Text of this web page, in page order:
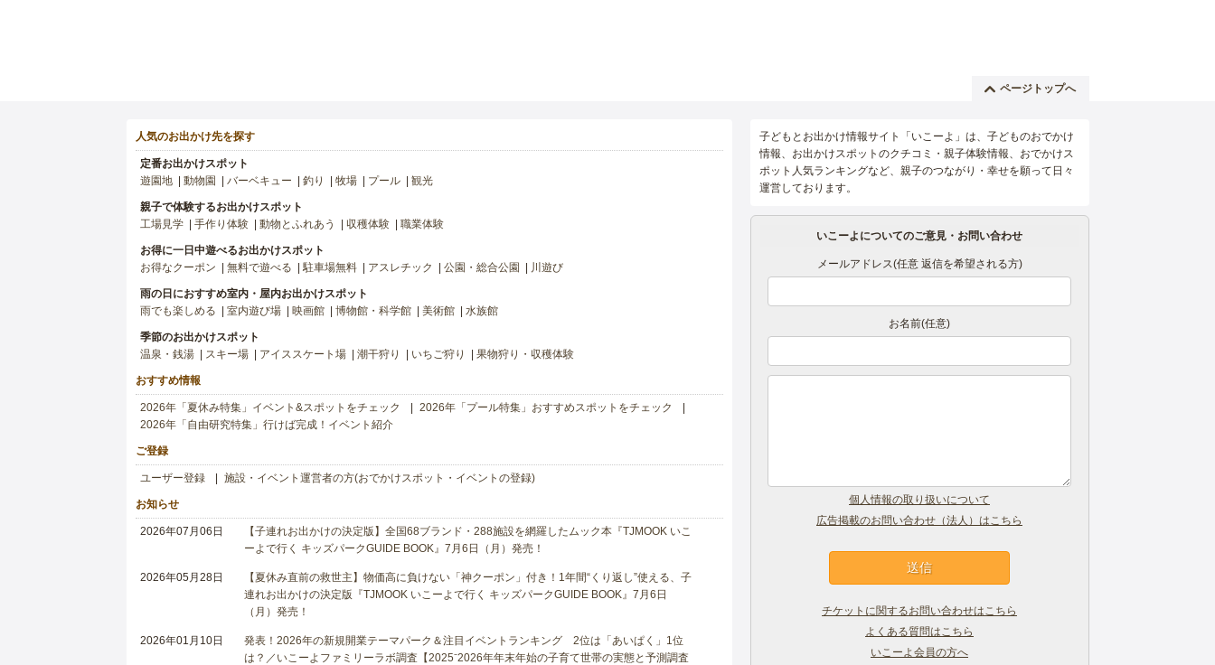
ページトップへ
人気のお出かけ先を探す
定番お出かけスポット
遊園地
動物園 バーベキュー 釣り 牧場 プール 観光
親子で体験するお出かけスポット
工場見学
手作り体験 動物とふれあう 収穫体験 職業体験
お得に一日中遊べるお出かけスポット
お得なクーポン
無料で遊べる 駐車場無料 アスレチック 公園・総合公園 川遊び
雨の日におすすめ室内・屋内お出かけスポット
雨でも楽しめる
室内遊び場 映画館 博物館・科学館 美術館 水族館
季節のお出かけスポット
温泉・銭湯
スキー場 アイススケート場 潮干狩り いちご狩り 果物狩り・収穫体験
おすすめ情報
2026年「夏休み特集」イベント&スポットをチェック
2026年「プール特集」おすすめスポットをチェック
2026年「自由研究特集」行けば完成！イベント紹介
ご登録
ユーザー登録 施設・イベント運営者の方(おでかけスポット・イベントの登録)
お知らせ
2026年07月06日
【子連れお出かけの決定版】全国68ブランド・288施設を網羅したムック本『TJMOOK いこ
ーよで行く キッズパークGUIDE BOOK』7月6日（月）発売！
2026年05月28日
【夏休み直前の救世主】物価高に負けない「神クーポン」付き！1年間“くり返し”使える、子
連れお出かけの決定版『TJMOOK いこーよで行く キッズパークGUIDE BOOK』7月6日
（月）発売！
2026年01月10日
発表！2026年の新規開業テーマパーク＆注目イベントランキング 2位は「あいぱく」1位
は？／いこーよファミリーラボ調査【2025⁻2026年年末年始の子育て世帯の実態と予測調査
子どもとお出かけ情報サイト「いこーよ」は、子どものおでかけ
情報、お出かけスポットのクチコミ・親子体験情報、おでかけス
ポット人気ランキングなど、親子のつながり・幸せを願って日々
運営しております。
いこーよについてのご意見・お問い合わせ
メールアドレス(任意 返信を希望される方)
お名前(任意)
個人情報の取り扱いについて
広告掲載のお問い合わせ（法人）はこちら
チケットに関するお問い合わせはこちら
よくある質問はこちら
いこーよ会員の方へ